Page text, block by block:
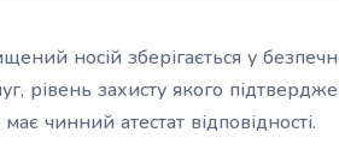
носій зберігається у
рівень захисту якого
чинний атестат відповідності.